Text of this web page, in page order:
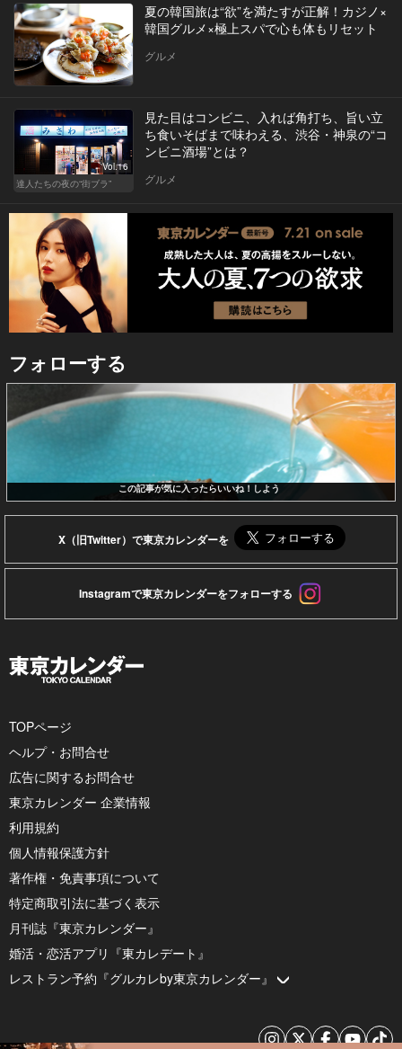
夏の韓国旅は“欲”を満たすが正解！カジノ×
韓国グルメ×極上スパで心も体もリセット
グルメ
Vol.16
達人たちの夜の“街ブラ”
見た目はコンビニ、入れば角打ち、旨い立
ち食いそばまで味わえる、渋谷・神泉の“コ
ンビニ酒場”とは？
グルメ
フォローする
この記事が気に入ったらいいね！しよう
X（旧Twitter）で東京カレンダーを
Instagramで東京カレンダーをフォローする
TOPページ
ヘルプ・お問合せ
広告に関するお問合せ
東京カレンダー 企業情報
利用規約
個人情報保護方針
著作権・免責事項について
特定商取引法に基づく表示
月刊誌『東京カレンダー』
婚活・恋活アプリ『東カレデート』
レストラン予約『グルカレby東京カレンダー』